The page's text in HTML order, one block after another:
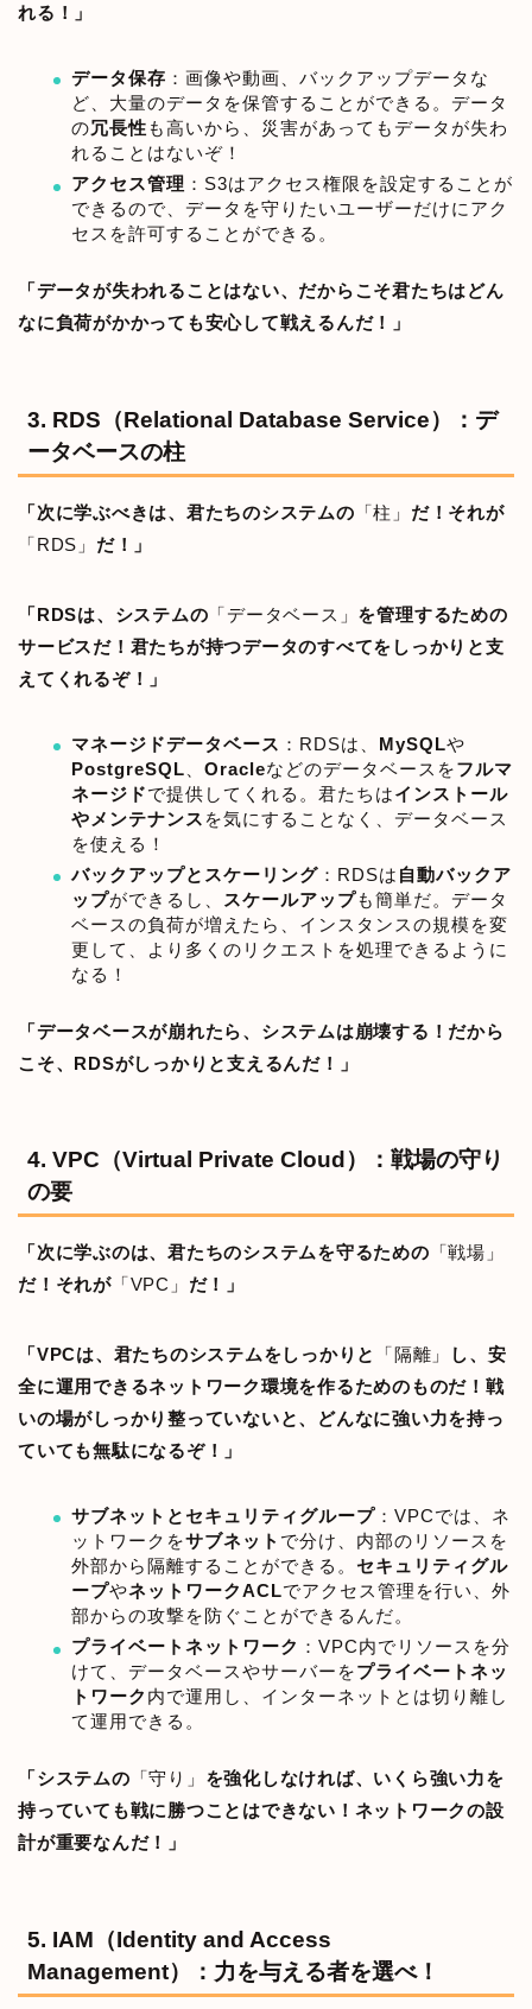
れる！」
データ保存 ：画像や動画、バックアップデータな
ど、大量のデータを保管することができる。データ
の冗長性も高いから、災害があってもデータが失わ
れることはないぞ！
アクセス管理 ：S3はアクセス権限を設定することが
できるので、データを守りたいユーザーだけにアク
セスを許可することができる。
「データが失われることはない、だからこそ君たちはどん
なに負荷がかかっても安心して戦えるんだ！」
3. RDS（Relational Database Service）：デ
ータベースの柱
「次に学ぶべきは、君たちのシステムの 「柱」 だ！それが
「RDS」 だ！」
「RDSは、システムの 「データベース」 を管理するための
サービスだ！君たちが持つデータのすべてをしっかりと支
えてくれるぞ！」
マネージドデータベース ：RDSは、 MySQLや
PostgreSQL
Oracleなどのデータベースをフルマ
ネージドで提供してくれる。君たちはインストール
やメンテナンス を気にすることなく、データベース
を使える！
バックアップとスケーリング ：RDSは 自動バックア
ップができるし、 スケールアップも簡単だ。データ
ベースの負荷が増えたら、インスタンスの規模を変
更して、より多くのリクエストを処理できるように
なる！
「データベースが崩れたら、システムは崩壊する！だから
こそ、RDSがしっかりと支えるんだ！」
4. VPC（Virtual Private Cloud）：戦場の守り
の要
「次に学ぶのは、君たちのシステムを守るための 「戦場」
だ！それが「VPC」 だ！」
「VPCは、君たちのシステムをしっかりと 「隔離」
し、安
全に運用できるネットワーク環境を作るためのものだ！戦
いの場がしっかり整っていないと、どんなに強い力を持っ
ていても無駄になるぞ！」
サブネットとセキュリティグループ ：VPCでは、ネ
ットワークをサブネット で分け、内部のリソースを
外部から隔離することができる。 セキュリティグル
ープやネットワークACLでアクセス管理を行い、外
部からの攻撃を防ぐことができるんだ。
プライベートネットワーク ：VPC内でリソースを分
けて、データベースやサーバーをプライベートネッ
トワーク 内で運用し、インターネットとは切り離し
て運用できる。
「システムの 「守り」 を強化しなければ、いくら強い力を
持っていても戦に勝つことはできない！ネットワークの設
計が重要なんだ！」
5. IAM（Identity and Access
Management）：力を与える者を選べ！